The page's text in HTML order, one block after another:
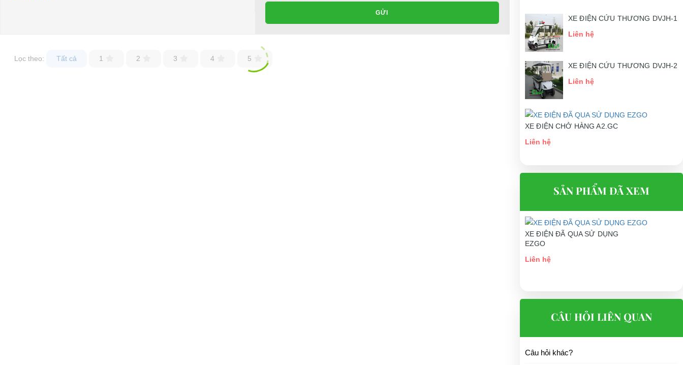
GỬI
Lọc theo: Tất cả 1 2 3 4 5
XE ĐIỆN CỨU THƯƠNG DVJH-1
Liên hệ
XE ĐIỆN CỨU THƯƠNG DVJH-2
Liên hệ
XE ĐIỆN CHỞ HÀNG A2.GC
Liên hệ
SẢN PHẨM ĐÃ XEM
XE ĐIỆN ĐÃ QUA SỬ DỤNG
EZGO
Liên hệ
CÂU HỎI LIÊN QUAN
Câu hỏi khác?